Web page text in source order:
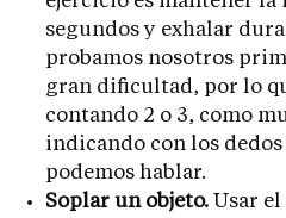
segundos y exhalar
probamos nosotros
gran dificultad, por lo
contando 2 o 3, como
indicando con los
podemos hablar.
Soplar un objeto. Usar